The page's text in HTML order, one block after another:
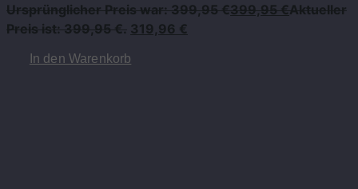
Ursprünglicher Preis war: 399,95 €399,95€Aktueller
Preis ist: 399,95 €. 319,96 €
In den Warenkorb